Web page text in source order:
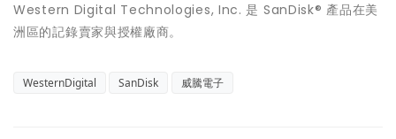
Western Digital Technologies, Inc. 是 SanDisk® 產品在美
洲區的記錄賣家與授權廠商。
WesternDigital SanDisk 威騰電子